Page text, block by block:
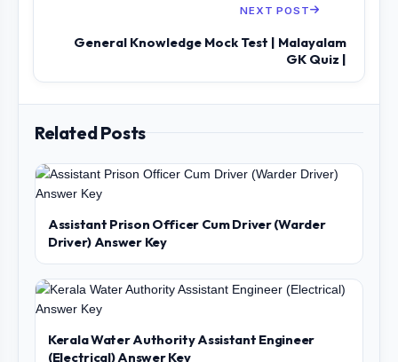
NEXT POST
General Knowledge Mock Test | Malayalam
GK Quiz |
Related Posts
Assistant Prison Officer Cum Driver (Warder
Driver) Answer Key
Kerala Water Authority Assistant Engineer
(Electrical) Answer Key